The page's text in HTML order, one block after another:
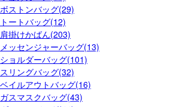
ボストンバッグ(29)
トートバッグ(12)
肩掛けかばん(203)
メッセンジャーバッグ(13)
ショルダーバッグ(101)
スリングバッグ(32)
ベイルアウトバッグ(16)
ガスマスクバッグ(43)